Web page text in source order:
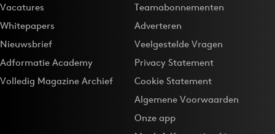
Vacatures
Whitepapers
Nieuwsbrief
Adformatie Academy
Volledig Magazine Archief
Teamabonnementen
Adverteren
Veelgestelde Vragen
Privacy Statement
Cookie Statement
Algemene Voorwaarden
Onze app